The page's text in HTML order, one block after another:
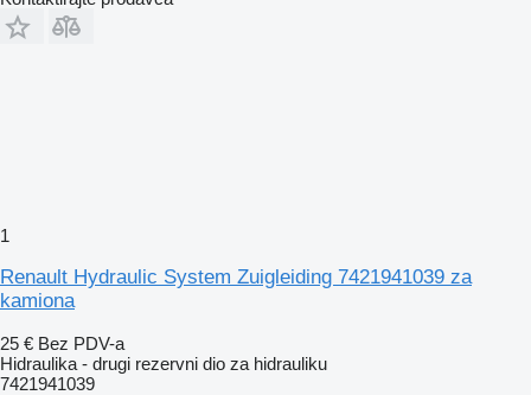
1
Renault Hydraulic System Zuigleiding 7421941039 za
kamiona
25 € Bez PDV-a
Hidraulika - drugi rezervni dio za hidrauliku
7421941039